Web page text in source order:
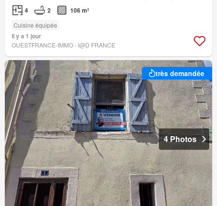
4 2 106 m²
Cuisine équipée
Il y a 1 jour
OUESTFRANCE-IMMO - I@D FRANCE
très demandée
4 Photos